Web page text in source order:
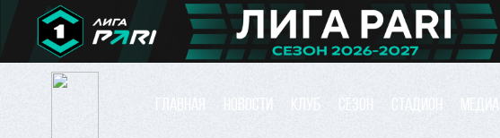
ГЛАВНАЯ НОВОСТИ КЛУБ СЕЗОН СТАДИОН МЕДИА